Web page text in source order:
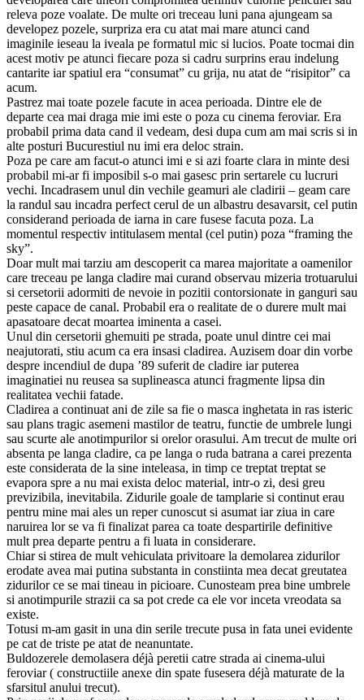
releva poze voalate. De multe ori treceau luni pana ajungeam sa
developez pozele, surpriza era cu atat mai mare atunci cand
imaginile ieseau la iveala pe formatul mic si lucios. Poate tocmai din
acest motiv pe atunci fiecare poza si cadru surprins erau indelung
cantarite iar spatiul era “consumat” cu grija, nu atat de “risipitor” ca
acum.
Pastrez mai toate pozele facute in acea perioada. Dintre ele de
departe cea mai draga mie imi este o poza cu cinema feroviar. Era
probabil prima data cand il vedeam, desi dupa cum am mai scris si in
alte posturi Bucurestiul nu imi era deloc strain.
Poza pe care am facut-o atunci imi e si azi foarte clara in minte desi
probabil mi-ar fi imposibil s-o mai gasesc prin sertarele cu lucruri
vechi. Incadrasem unul din vechile geamuri ale cladirii – geam care
la randul sau incadra perfect cerul de un albastru desavarsit, cel putin
considerand perioada de iarna in care fusese facuta poza. La
momentul respectiv intitulasem mental (cel putin) poza “framing the
sky”.
Doar mult mai tarziu am descoperit ca marea majoritate a oamenilor
care treceau pe langa cladire mai curand observau mizeria trotuarului
si cersetorii adormiti de nevoie in pozitii contorsionate in ganguri sau
peste capace de canal. Probabil era o realitate de o durere mult mai
apasatoare decat moartea iminenta a casei.
Unul din cersetorii ghemuiti pe strada, poate unul dintre cei mai
neajutorati, stiu acum ca era insasi cladirea. Auzisem doar din vorbe
despre incendiul de dupa ’89 suferit de cladire iar puterea
imaginatiei nu reusea sa suplineasca atunci fragmente lipsa din
realitatea vechii fatade.
Cladirea a continuat ani de zile sa fie o masca inghetata in ras isteric
sau plans tragic asemeni mastilor de teatru, functie de umbrele lungi
sau scurte ale anotimpurilor si orelor orasului. Am trecut de multe ori
absenta pe langa cladire, ca pe langa o ruda batrana a carei prezenta
este considerata de la sine inteleasa, in timp ce treptat treptat se
evapora spre a nu mai exista deloc material, intr-o zi, desi greu
previzibila, inevitabila. Zidurile goale de tamplarie si continut erau
pentru mine mai ales un reper cunoscut si asumat iar ziua in care
naruirea lor se va fi finalizat parea ca toate despartirile definitive
mult prea departe pentru a fi luata in considerare.
Chiar si stirea de mult vehiculata privitoare la demolarea zidurilor
erodate avea mai putina substanta in constiinta mea decat greutatea
zidurilor ce se mai tineau in picioare. Cunosteam prea bine umbrele
si anotimpurile strazii ca sa pot crede ca ele vor inceta vreodata sa
existe.
Totusi m-am gasit in una din serile trecute pusa in fata unei evidente
pe cat de triste pe atat de neanuntate.
Buldozerele demolasera déjà peretii catre strada ai cinema-ului
feroviar ( constructiile anexe din spate fusesera déjà maturate de la
sfarsitul anului trecut).